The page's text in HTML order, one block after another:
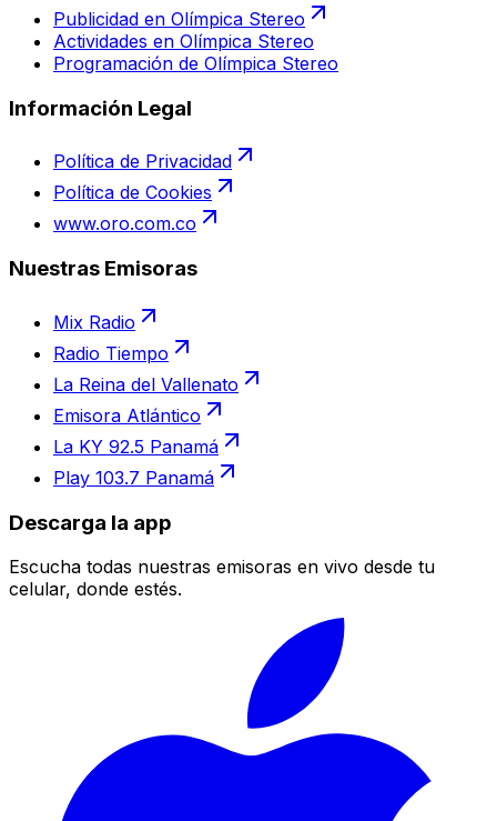
Publicidad en Olímpica Stereo
Actividades en Olímpica Stereo
Programación de Olímpica Stereo
Información Legal
Política de Privacidad
Política de Cookies
www.oro.com.co
Nuestras Emisoras
Mix Radio
Radio Tiempo
La Reina del Vallenato
Emisora Atlántico
La KY 92.5 Panamá
Play 103.7 Panamá
Descarga la app
Escucha todas nuestras emisoras en vivo desde tu
celular, donde estés.